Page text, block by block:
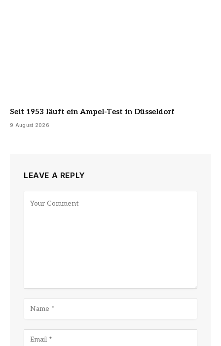
Seit 1953 läuft ein Ampel-Test in Düsseldorf
9 August 2026
LEAVE A REPLY